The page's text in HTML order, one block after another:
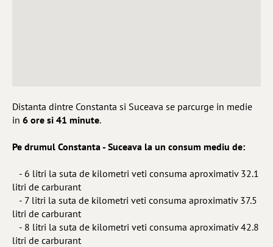
Distanta dintre Constanta si Suceava se parcurge in medie
in 6 ore si 41 minute.
Pe drumul Constanta - Suceava la un consum mediu de:
- 6 litri la suta de kilometri veti consuma aproximativ 32.1
litri de carburant
- 7 litri la suta de kilometri veti consuma aproximativ 37.5
litri de carburant
- 8 litri la suta de kilometri veti consuma aproximativ 42.8
litri de carburant